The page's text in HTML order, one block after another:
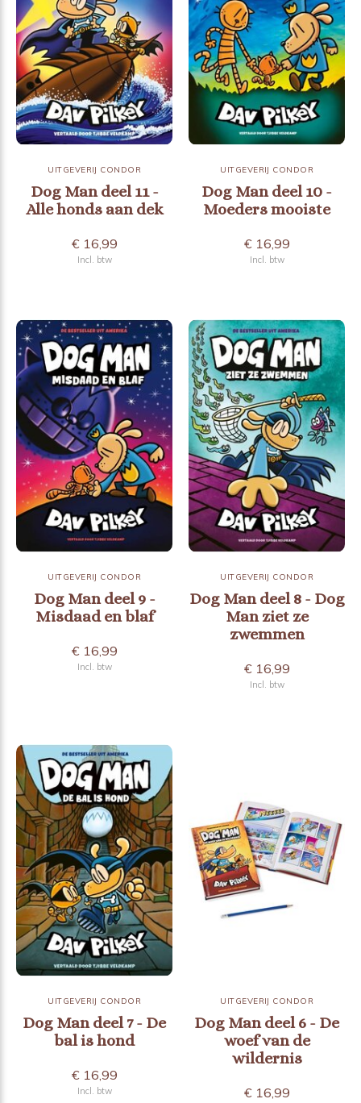
UITGEVERIJ CONDOR
Dog Man deel 11 -
Alle honds aan dek
€ 16,99
Incl. btw
UITGEVERIJ CONDOR
Dog Man deel 10 -
Moeders mooiste
€ 16,99
Incl. btw
UITGEVERIJ CONDOR
Dog Man deel 9 -
Misdaad en blaf
€ 16,99
Incl. btw
UITGEVERIJ CONDOR
Dog Man deel 8 - Dog
Man ziet ze
zwemmen
€ 16,99
Incl. btw
UITGEVERIJ CONDOR
Dog Man deel 7 - De
bal is hond
€ 16,99
Incl. btw
UITGEVERIJ CONDOR
Dog Man deel 6 - De
woef van de
wildernis
€ 16,99